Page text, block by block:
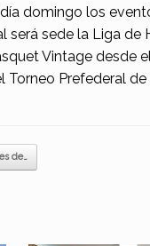
domingo los
será sede la Liga de
Vintage desde
Prefederal de
de…